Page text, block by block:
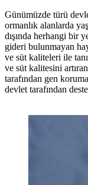
Günümüzde türü
ormanlık alanlarda
dışında herhangi bir
gideri bulunmayan
ve süt kaliteleri ile
ve süt kalitesini
tarafından gen
devlet tarafından